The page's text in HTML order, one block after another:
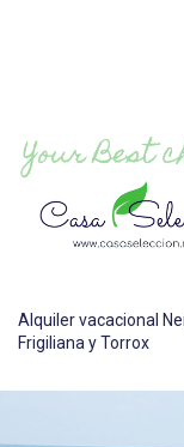
Alquiler vacacional
Frigiliana y Torrox